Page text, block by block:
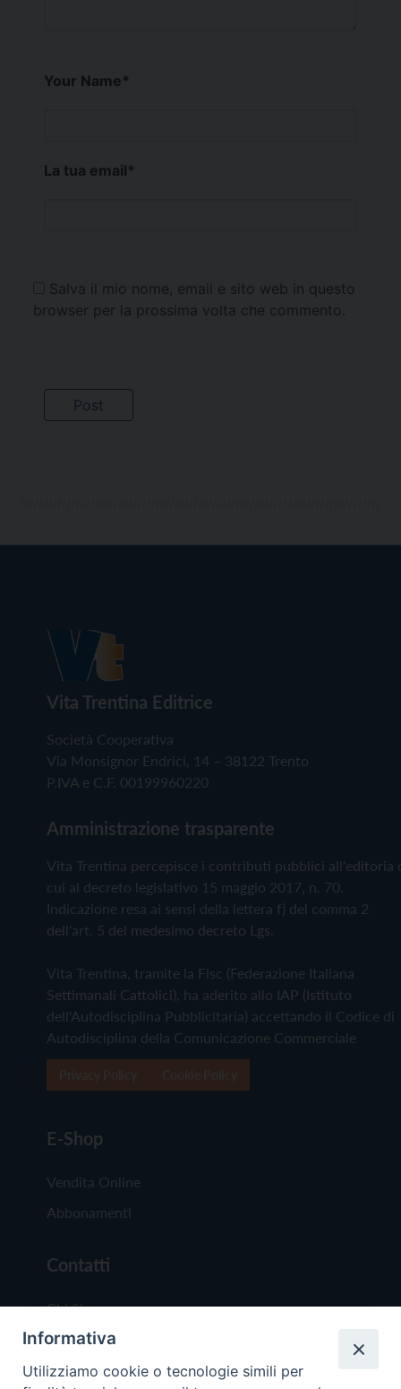
Your Name*
La tua email*
Salva il mio nome, email e sito web in questo
browser per la prossima volta che commento.
Vita Trentina Editrice
Società Cooperativa
Via Monsignor Endrici, 14 – 38122 Trento
P.IVA e C.F. 00199960220
Amministrazione trasparente
Vita Trentina percepisce i contributi pubblici all'editoria
cui al decreto legislativo 15 maggio 2017, n. 70.
Indicazione resa ai sensi della lettera f) del comma 2
dell'art. 5 del medesimo decreto Lgs.
Vita Trentina, tramite la Fisc (Federazione Italiana
Settimanali Cattolici), ha aderito allo IAP (Istituto
dell'Autodisciplina Pubblicitaria) accettando il Codice di
Autodisciplina della Comunicazione Commerciale
E-Shop
Vendita Online
Abbonamenti
Contatti
Chi Siamo
Redazione
Scrivici
Informativa
Utilizziamo cookie o tecnologie simili per